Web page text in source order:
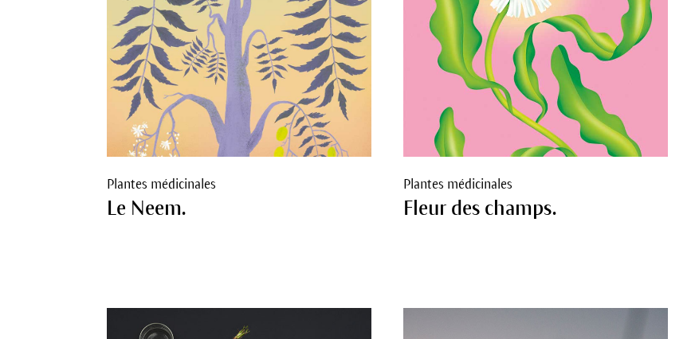
Plantes médicinales
Le Neem.
Plantes médicinales
Fleur des champs.